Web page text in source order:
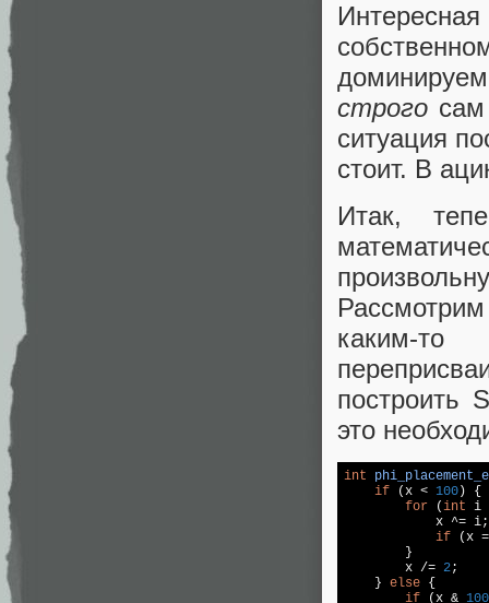
строго
ситуация
стоит. В
Итак,
каким-
построить
это
int
if (x < 100 ) {
for (int i
            x ^= i;
if (x
        }
        x /=
2;
    }
else {
if (x &